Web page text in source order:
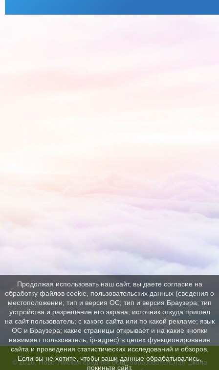
© 2016, Ново-Ямская средняя общеобразовательная школа
Продолжая использовать наш сайт, вы даете согласие на
обработку файлов cookie, пользовательских данных (сведения о
местоположении; тип и версия ОС; тип и версия Браузера; тип
устройства и разрешение его экрана; источник откуда пришел
на сайт пользователь; с какого сайта или по какой рекламе; язык
ОС и Браузера; какие страницы открывает и на какие кнопки
нажимает пользователь; ip-адрес) в целях функционирования
сайта и проведения статистических исследований и обзоров.
Если вы не хотите, чтобы ваши данные обрабатывались,
покиньте сайт.